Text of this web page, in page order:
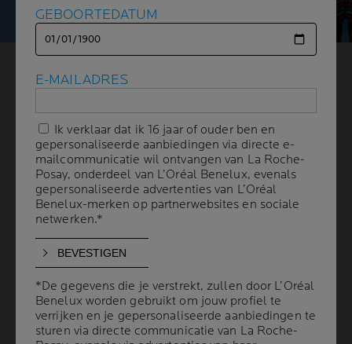
ZONNEBESCHERMING VOOR
KINDEREN EN HOE
KINDEREN BESCHERMEN
TEGEN DE GEVAREN VAN
BLOOTSTELLING AAN DE
ZON
6 min leestijd| 03 april 2024
Baby's en peuters jonger dan 3 zouden niet direct
GEBOORTEDATUM
E-MAILADRES
Ik verklaar dat ik 16 jaar of ouder ben en
gepersonaliseerde aanbiedingen via directe e-
mailcommunicatie wil ontvangen van La Roche-
Posay, onderdeel van L’Oréal Benelux, evenals
gepersonaliseerde advertenties van L’Oréal
Benelux-merken op partnerwebsites en sociale
netwerken.*
*De gegevens die je verstrekt, zullen door L’Oréal
Benelux worden gebruikt om jouw profiel te
verrijken en je gepersonaliseerde aanbiedingen te
sturen via directe communicatie van La Roche-
GEBOORTEDATUM
E-MAILADRES
Ik verklaar dat ik 16 jaar of ouder ben en
gepersonaliseerde aanbiedingen via directe e-
mailcommunicatie wil ontvangen van La Roche-
Posay, onderdeel van L’Oréal Benelux, evenals
gepersonaliseerde advertenties van L’Oréal
Benelux-merken op partnerwebsites en sociale
netwerken.*
*De gegevens die je verstrekt, zullen door L’Oréal
Benelux worden gebruikt om jouw profiel te
verrijken en je gepersonaliseerde aanbiedingen te
sturen via directe communicatie van La Roche-